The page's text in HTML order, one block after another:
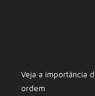
Veja a importância
ordem